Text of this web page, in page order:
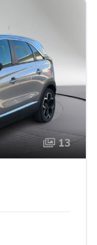
13